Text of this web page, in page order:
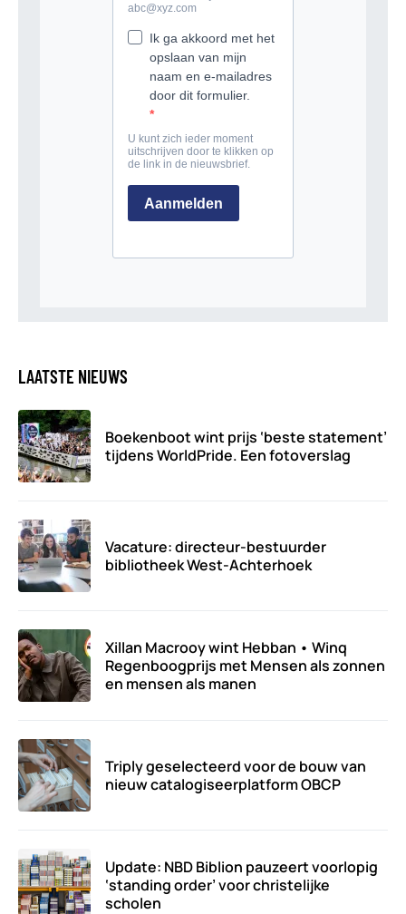
LAATSTE NIEUWS
Boekenboot wint prijs ‘beste statement’
tijdens WorldPride. Een fotoverslag
Vacature: directeur-bestuurder
bibliotheek West-Achterhoek
Xillan Macrooy wint Hebban • Winq
Regenboogprijs met Mensen als zonnen
en mensen als manen
Triply geselecteerd voor de bouw van
nieuw catalogiseerplatform OBCP
Update: NBD Biblion pauzeert voorlopig
‘standing order’ voor christelijke
scholen